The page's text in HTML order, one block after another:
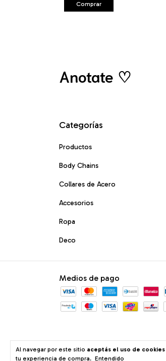
Al navegar por este sitio aceptás el uso de cookies
tu experiencia de compra. Entendido
Comprar
Anotate ♡
Categorías
Productos
Body Chains
Collares de Acero
Accesorios
Ropa
Deco
Medios de pago